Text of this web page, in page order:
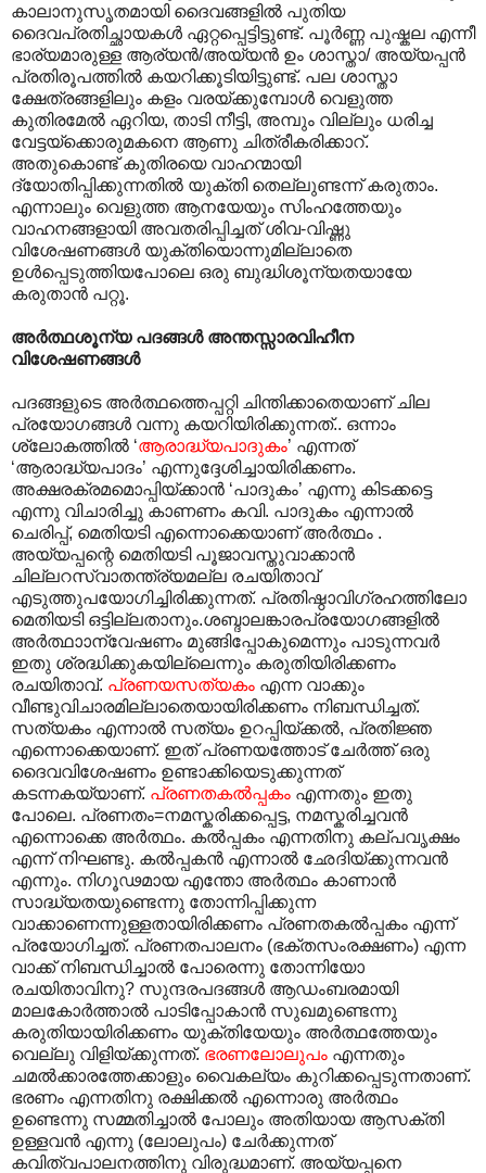
കാലാനുസൃതമായി ദൈവങ്ങളിൽ പുതിയ
ദൈവപ്രതിച്ഛായകൾ ഏറ്റപ്പെട്ടിട്ടുണ്ട്. പൂർണ്ണ പുഷ്കല എന്നീ
ഭാര്യമാരുള്ള ആര്യൻ/അയ്യൻ ഉം ശാസ്താ/ അയ്യപ്പൻ
പ്രതിരൂപത്തിൽ കയറിക്കൂടിയിട്ടുണ്ട്. പല ശാസ്താ
ക്ഷേത്രങ്ങളിലും കളം വരയ്ക്കുമ്പോൾ വെളുത്ത
കുതിരമേൽ ഏറിയ, താടി നീട്ടി, അമ്പും വില്ലും ധരിച്ച
വേട്ടയ്ക്കൊരുമകനെ ആണു ചിത്രീകരിക്കാറ്.
അതുകൊണ്ട് കുതിരയെ വാഹന്മായി
ദ്യോതിപ്പിക്കുന്നതിൽ യുക്തി തെല്ലുണ്ടന്ന് കരുതാം.
എന്നാലും വെളുത്ത ആനയേയും സിംഹത്തേയും
വാഹനങ്ങളായി അവതരിപ്പിച്ചത് ശിവ-വിഷ്ണു
വിശേഷണങ്ങൾ യുക്തിയൊന്നുമില്ലാതെ
ഉൾപ്പെടുത്തിയപോലെ ഒരു ബുദ്ധിശൂന്യതയായേ
കരുതാൻ പറ്റൂ.
അർത്ഥശൂന്യ പദങ്ങൾ അന്തസ്സാരവിഹീന
വിശേഷണങ്ങൾ
പദങ്ങളുടെ അർത്ഥത്തെപ്പറ്റി ചിന്തിക്കാതെയാണ് ചില
പ്രയോഗങ്ങൾ വന്നു കയറിയിരിക്കുന്നത്.. ഒന്നാം
ശ്ലോകത്തിൽ ‘ആരാദ്ധ്യപാദുകം’ എന്നത്
‘ആരാദ്ധ്യപാദം’ എന്നുദ്ദേശിച്ചായിരിക്കണം.
അക്ഷരക്രമമൊപ്പിയ്ക്കാൻ ‘പാദുകം’ എന്നു കിടക്കട്ടെ
എന്നു വിചാരിച്ചു കാണണം കവി. പാദുകം എന്നാൽ
ചെരിപ്പ്, മെതിയടി എന്നൊക്കെയാണ് അർത്ഥം .
അയ്യപ്പന്റെ മെതിയടി പൂജാവസ്തുവാക്കാൻ
ചില്ലറസ്വാതന്ത്ര്യമല്ല രചയിതാവ്
എടുത്തുപയോഗിച്ചിരിക്കുന്നത്. പ്രതിഷ്ഠാവിഗ്രഹത്തിലോ
മെതിയടി ഒട്ടില്ലതാനും.ശബ്ദാലങ്കാരപ്രയോഗങ്ങളിൽ
അർത്ഥാ‍ാന്വേഷണം മുങ്ങിപ്പോകുമെന്നും പാടുന്നവർ
ഇതു ശ്രദ്ധിക്കുകയില്ലെന്നും കരുതിയിരിക്കണം
രചയിതാവ്. പ്രണയസത്യകം എന്ന വാക്കും
വീണ്ടുവിചാരമില്ലാതെയായിരിക്കണം നിബന്ധിച്ചത്.
സത്യകം എന്നാൽ സത്യം ഉറപ്പിയ്ക്കൽ, പ്രതിജ്ഞ
എന്നൊക്കെയാണ്. ഇത് പ്രണയത്തോട് ചേർത്ത് ഒരു
ദൈവവിശേഷണം ഉണ്ടാക്കിയെടുക്കുന്നത്
കടന്നകയ്യാണ്. പ്രണതകൽപ്പകം എന്നതും ഇതു
പോലെ. പ്രണതം=നമസ്കരിക്കപ്പെട്ട, നമസ്കരിച്ചവൻ
എന്നൊക്കെ അർത്ഥം. കൽ‌പ്പകം എന്നതിനു കല്പവൃക്ഷം
എന്ന് നിഘണ്ടു. കൽ‌പ്പകൻ എന്നാൽ ഛേദിയ്ക്കുന്നവൻ
എന്നും. നിഗൂഢമായ എന്തോ അർത്ഥം കാണാൻ
സാദ്ധ്യതയുണ്ടെന്നു തോന്നിപ്പിക്കുന്ന
വാക്കാണെന്നുള്ളതായിരിക്കണം പ്രണതകൽ‌പ്പകം എന്ന്
പ്രയോഗിച്ചത്. പ്രണതപാലനം (ഭക്തസംരക്ഷണം) എന്ന
വാക്ക് നിബന്ധിച്ചാൽ പോരെന്നു തോന്നിയോ
രചയിതാവിനു? സുന്ദരപദങ്ങൾ ആഡംബരമായി
മാലകോർത്താൽ പാടിപ്പോകാൻ സുഖമുണ്ടെന്നു
കരുതിയായിരിക്കണം യുക്തിയേയും അർത്ഥത്തേയും
വെല്ലു വിളിയ്ക്കുന്നത്. ഭരണലോലുപം എന്നതും
ചമൽക്കാരത്തേക്കാളും വൈകല്യം കുറിക്കപ്പെടുന്നതാണ്.
ഭരണം എന്നതിനു രക്ഷിക്കൽ എന്നൊരു അർത്ഥം
ഉണ്ടെന്നു സമ്മതിച്ചാൽ പോലും അതിയായ ആസക്തി
ഉള്ളവൻ എന്നു (ലോലുപം) ചേർക്കുന്നത്
കവിത്വപാലനത്തിനു വിരുദ്ധമാണ്. അയ്യപ്പനെ